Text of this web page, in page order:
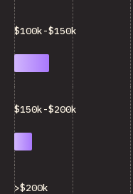
$100k-$150k
$150k-$200k
>$200k